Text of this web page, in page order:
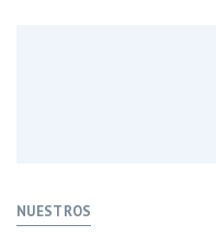
NUESTROS